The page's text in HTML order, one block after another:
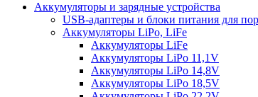
Аккумуляторы и зарядные устройства
USB-адаптеры и блоки питания для
Аккумуляторы LiPo, LiFe
Аккумуляторы LiFe
Аккумуляторы LiPo 11,1V
Аккумуляторы LiPo 14,8V
Аккумуляторы LiPo 18,5V